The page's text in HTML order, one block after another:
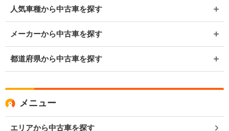
人気車種から中古車を探す
メーカーから中古車を探す
都道府県から中古車を探す
メニュー
エリアから中古車を探す